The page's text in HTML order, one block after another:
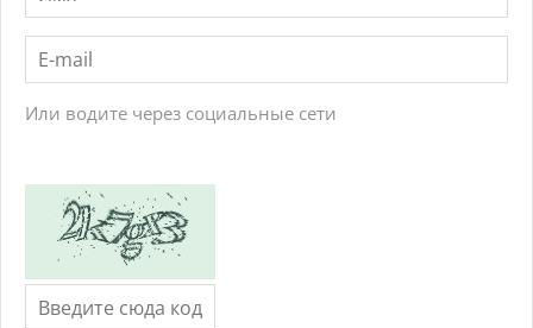
Или водите через социальные сети